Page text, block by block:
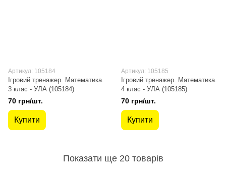
Артикул: 105184
Ігровий тренажер. Математика.
3 клас - УЛА (105184)
70 грн/шт.
Купити
Артикул: 105185
Ігровий тренажер. Математика.
4 клас - УЛА (105185)
70 грн/шт.
Купити
Показати ще 20 товарів